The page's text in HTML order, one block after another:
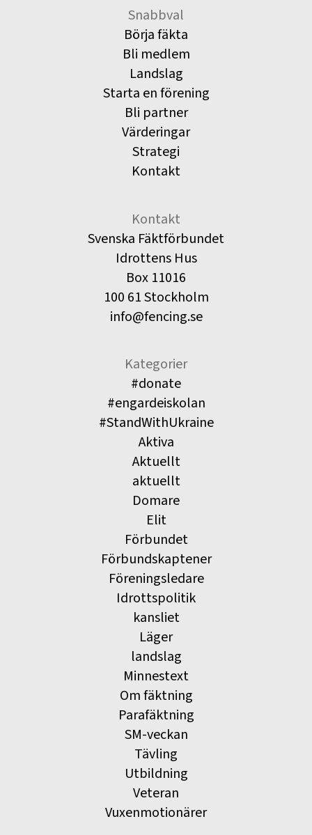
Snabbval
Börja fäkta
Bli medlem
Landslag
Starta en förening
Bli partner
Värderingar
Strategi
Kontakt
Kontakt
Svenska Fäktförbundet
Idrottens Hus
Box 11016
100 61 Stockholm
info@fencing.se
Kategorier
#donate
#engardeiskolan
#StandWithUkraine
Aktiva
Aktuellt
aktuellt
Domare
Elit
Förbundet
Förbundskaptener
Föreningsledare
Idrottspolitik
kansliet
Läger
landslag
Minnestext
Om fäktning
Parafäktning
SM-veckan
Tävling
Utbildning
Veteran
Vuxenmotionärer